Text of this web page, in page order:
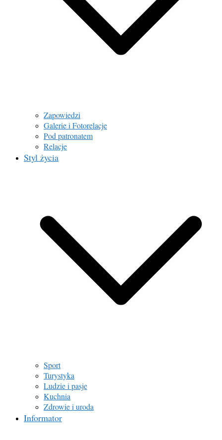
Zapowiedzi
Galerie i Fotorelacje
Pod patronatem
Relacje
Styl życia
Sport
Turystyka
Ludzie i pasje
Kuchnia
Zdrowie i uroda
Informator